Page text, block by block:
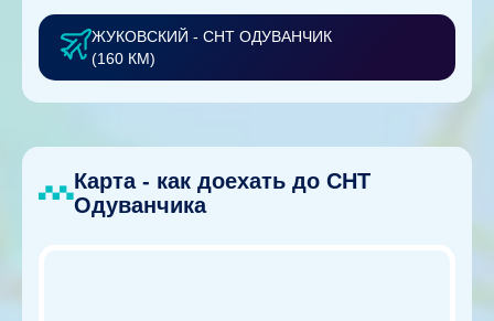
ЖУКОВСКИЙ - СНТ ОДУВАНЧИК
(160 КМ)
Карта - как доехать до СНТ
Одуванчика